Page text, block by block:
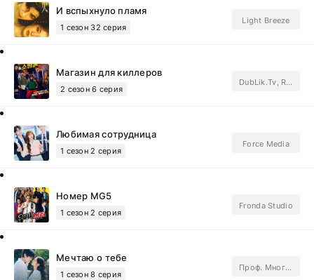
И вспыхнуло пламя
1 сезон 32 серия
Light Breeze
Магазин для киллеров
2 сезон 6 серия
DubLik.Tv, REDNIK, FSG QMovavi.Subtitles
Любимая сотрудница
1 сезон 2 серия
Force Media
Номер MG5
1 сезон 2 серия
Fronda Studio
Мечтаю о тебе
1 сезон 8 серия
Проф. Многоголосый